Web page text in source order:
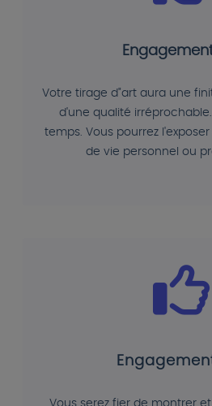
Votre tirage d"art aura une
d'une qualité
temps. Vous pourrez
de vie personnel ou